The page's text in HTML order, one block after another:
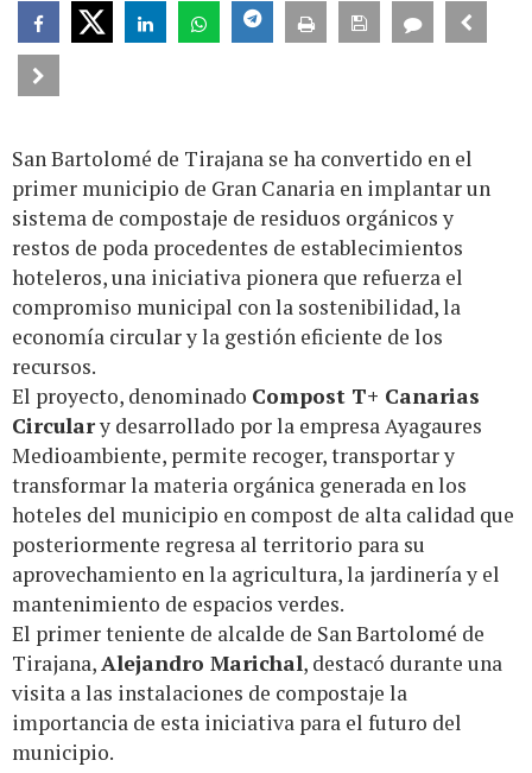
San Bartolomé de Tirajana se ha convertido en el
primer municipio de Gran Canaria en implantar un
sistema de compostaje de residuos orgánicos y
restos de poda procedentes de establecimientos
hoteleros, una iniciativa pionera que refuerza el
compromiso municipal con la sostenibilidad, la
economía circular y la gestión eficiente de los
recursos.
El proyecto, denominado Compost T+ Canarias
Circulary desarrollado por la empresa Ayagaures
Medioambiente, permite recoger, transportar y
transformar la materia orgánica generada en los
hoteles del municipio en compost de alta calidad que
posteriormente regresa al territorio para su
aprovechamiento en la agricultura, la jardinería y el
mantenimiento de espacios verdes.
El primer teniente de alcalde de San Bartolomé de
Tirajana,Alejandro Marichal, destacó durante una
visita a las instalaciones de compostaje la
importancia de esta iniciativa para el futuro del
municipio.